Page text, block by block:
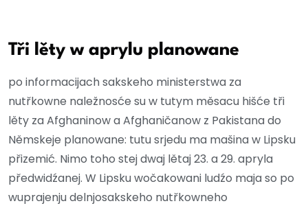
Tři lěty w aprylu planowane
po informacijach sakskeho ministerstwa za
nutřkowne naležnosće su w tutym měsacu hišće tři
lěty za Afghaninow a Afghaničanow z Pakistana do
Němskeje planowane: tutu srjedu ma mašina w Lipsku
přizemić. Nimo toho stej dwaj lětaj 23. a 29. apryla
předwidźanej. W Lipsku wočakowani ludźo maja so po
wuprajenju delnjosakskeho nutřkowneho